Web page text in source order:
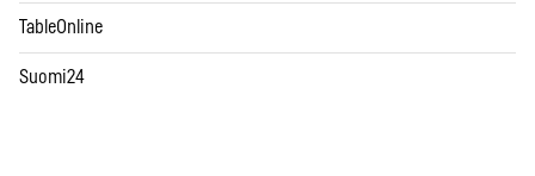
TableOnline
Suomi24